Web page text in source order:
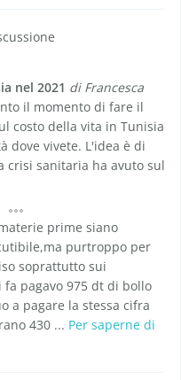
nel 2021 di Francesca
il momento di fare il
costo della vita in Tunisia
dove vivete. L'idea è di
crisi sanitaria ha avuto sul
prime siano
purtroppo per
soprattutto sui
pagavo 975 dt di bollo
a pagare la stessa cifra
430 ... Per saperne di